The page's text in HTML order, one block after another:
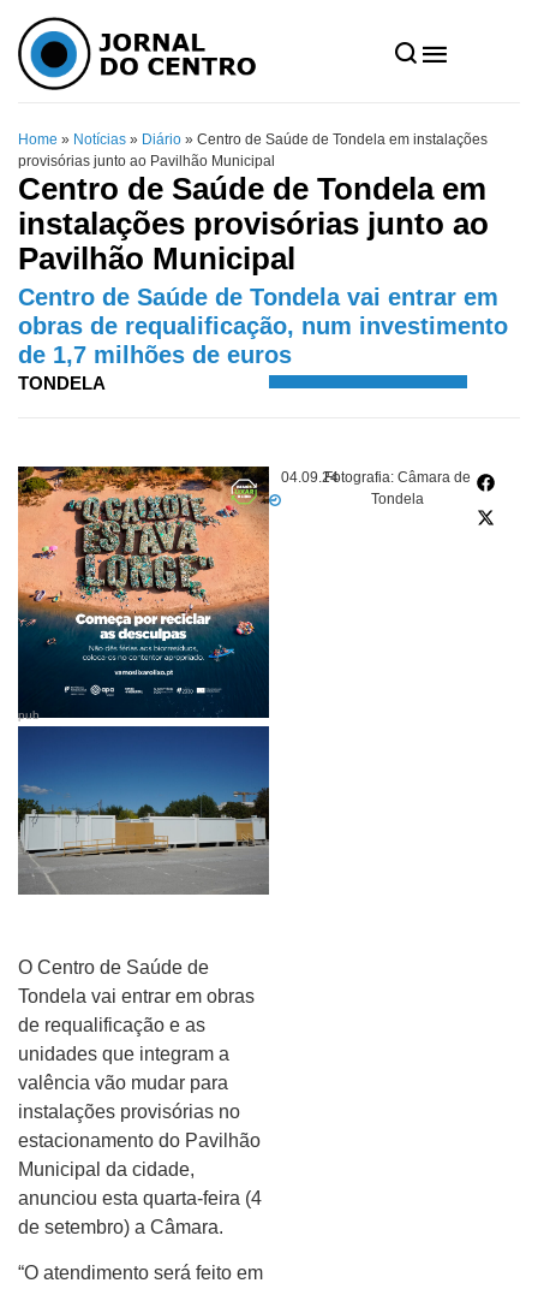
Home » Notícias » Diário » Centro de Saúde de Tondela em instalações
provisórias junto ao Pavilhão Municipal
Centro de Saúde de Tondela em
instalações provisórias junto ao
Pavilhão Municipal
Centro de Saúde de Tondela vai entrar em
obras de requalificação, num investimento
de 1,7 milhões de euros
TONDELA
04.09.24Fotografia: Câmara de
Tondela
pub
O Centro de Saúde de
Tondela vai entrar em obras
de requalificação e as
unidades que integram a
valência vão mudar para
instalações provisórias no
estacionamento do Pavilhão
Municipal da cidade,
anunciou esta quarta-feira (4
de setembro) a Câmara.
“O atendimento será feito em